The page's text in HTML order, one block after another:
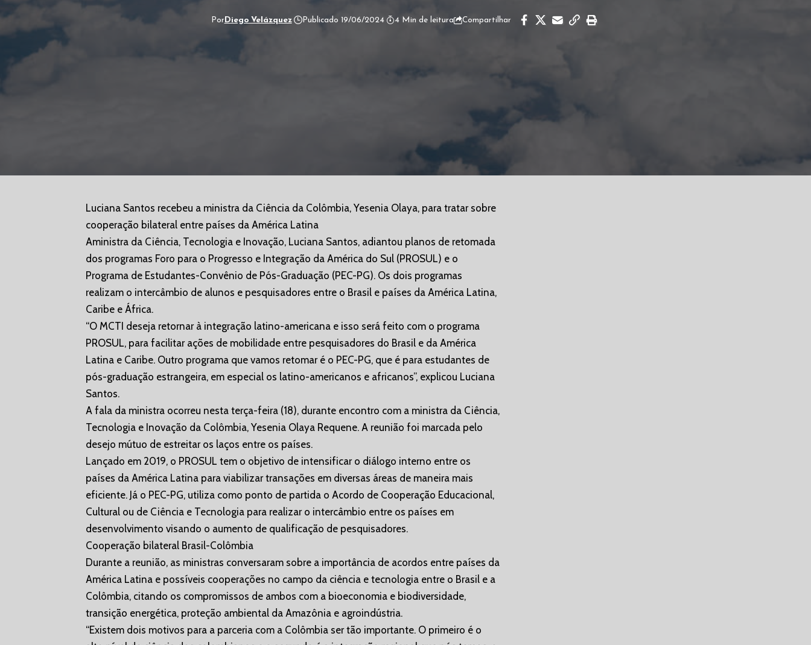
PorDiego Velázquez Publicado 19/06/2024 4 Min de leitura Compartilhar
Luciana Santos recebeu a ministra da Ciência da Colômbia, Yesenia Olaya, para tratar sobre
cooperação bilateral entre países da América Latina
Aministra da Ciência, Tecnologia e Inovação, Luciana Santos, adiantou planos de retomada
dos programas Foro para o Progresso e Integração da América do Sul (PROSUL) e o
Programa de Estudantes-Convênio de Pós-Graduação (PEC-PG). Os dois programas
realizam o intercâmbio de alunos e pesquisadores entre o Brasil e países da América Latina,
Caribe e África.
“O MCTI deseja retornar à integração latino-americana e isso será feito com o programa
PROSUL, para facilitar ações de mobilidade entre pesquisadores do Brasil e da América
Latina e Caribe. Outro programa que vamos retomar é o PEC-PG, que é para estudantes de
pós-graduação estrangeira, em especial os latino-americanos e africanos”, explicou Luciana
Santos.
A fala da ministra ocorreu nesta terça-feira (18), durante encontro com a ministra da Ciência,
Tecnologia e Inovação da Colômbia, Yesenia Olaya Requene. A reunião foi marcada pelo
desejo mútuo de estreitar os laços entre os países.
Lançado em 2019, o PROSUL tem o objetivo de intensificar o diálogo interno entre os
países da América Latina para viabilizar transações em diversas áreas de maneira mais
eficiente. Já o PEC-PG, utiliza como ponto de partida o Acordo de Cooperação Educacional,
Cultural ou de Ciência e Tecnologia para realizar o intercâmbio entre os países em
desenvolvimento visando o aumento de qualificação de pesquisadores.
Cooperação bilateral Brasil-Colômbia
Durante a reunião, as ministras conversaram sobre a importância de acordos entre países da
América Latina e possíveis cooperações no campo da ciência e tecnologia entre o Brasil e a
Colômbia, citando os compromissos de ambos com a bioeconomia e biodiversidade,
transição energética, proteção ambiental da Amazônia e agroindústria.
“Existem dois motivos para a parceria com a Colômbia ser tão importante. O primeiro é o